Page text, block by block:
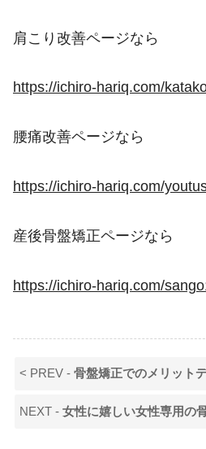
肩こり改善ページなら
https://ichiro-hariq.com/
腰痛改善ページなら
https://ichiro-hariq.com/
産後骨盤矯正ページなら
https://ichiro-hariq.com/
< PREV -骨盤矯正でのメリットデメ
NEXT -女性に嬉しい女性専用の骨盤整